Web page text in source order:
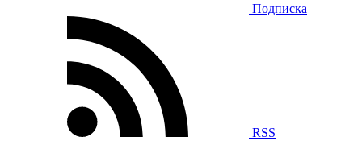
Подписка
RSS